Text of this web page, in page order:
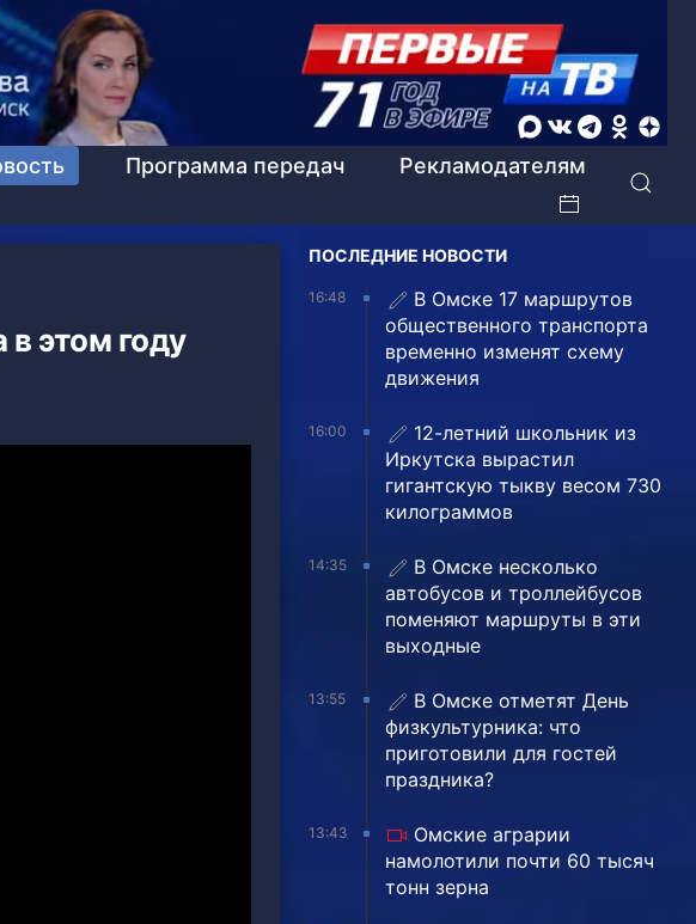
Программа передач
Рекламодателям
этом году
ПОСЛЕДНИЕ НОВОСТИ
16:48
В Омске 17 маршрутов
общественного транспорта
временно изменят схему
движения
16:00
12-летний школьник из
Иркутска вырастил
гигантскую тыкву весом 730
килограммов
14:35
В Омске несколько
автобусов и троллейбусов
поменяют маршруты в эти
выходные
13:55
В Омске отметят День
физкультурника: что
приготовили для гостей
праздника?
13:43
Омские аграрии
намолотили почти 60 тысяч
тонн зерна